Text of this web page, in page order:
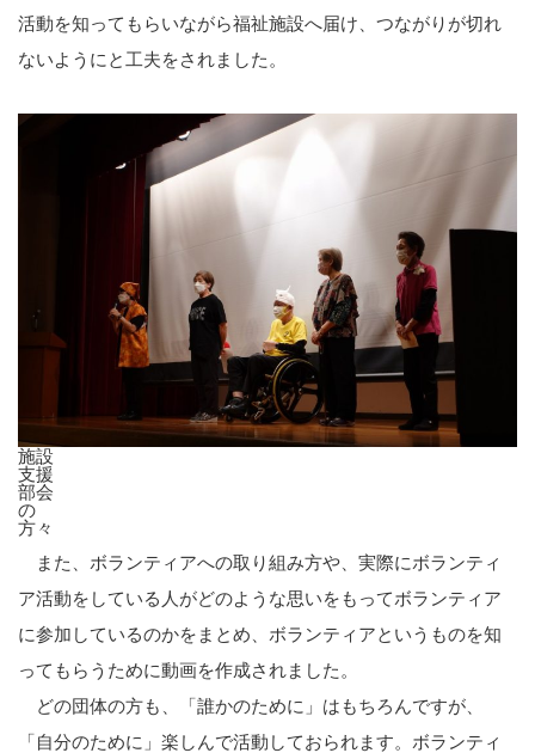
活動を知ってもらいながら福祉施設へ届け、つながりが切れ
ないようにと工夫をされました。
施設
支援
部会
の
方々
また、ボランティアへの取り組み方や、実際にボランティ
ア活動をしている人がどのような思いをもってボランティア
に参加しているのかをまとめ、ボランティアというものを知
ってもらうために動画を作成されました。
どの団体の方も、「誰かのために」はもちろんですが、
「自分のために」楽しんで活動しておられます。ボランティ